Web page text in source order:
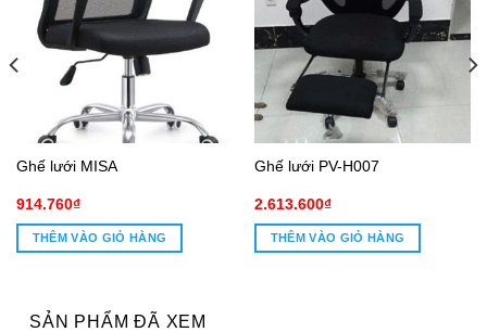
Ghế lưới MISA
914.760₫
THÊM VÀO GIỎ HÀNG
Ghế lưới PV-H007
2.613.600₫
THÊM VÀO GIỎ HÀNG
SẢN PHẨM ĐÃ XEM